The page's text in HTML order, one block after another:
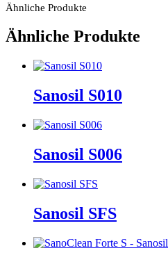
Ähnliche Produkte
Ähnliche Produkte
Sanosil S010
Sanosil S006
Sanosil SFS